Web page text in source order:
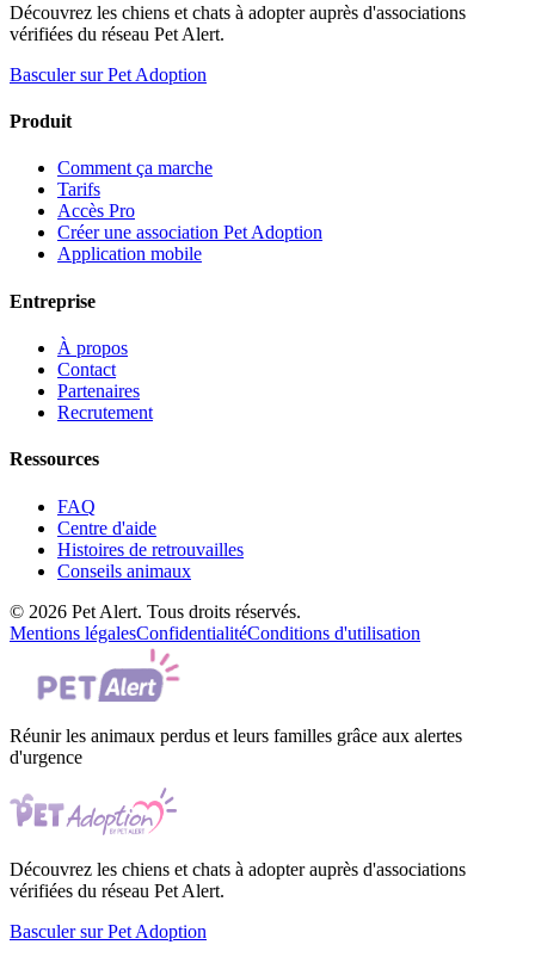
Découvrez les chiens et chats à adopter auprès d'associations
vérifiées du réseau Pet Alert.
Basculer sur Pet Adoption
Produit
Comment ça marche
Tarifs
Accès Pro
Créer une association Pet Adoption
Application mobile
Entreprise
À propos
Contact
Partenaires
Recrutement
Ressources
FAQ
Centre d'aide
Histoires de retrouvailles
Conseils animaux
© 2026 Pet Alert. Tous droits réservés.
Mentions légalesConfidentialitéConditions d'utilisation
Réunir les animaux perdus et leurs familles grâce aux alertes
d'urgence
Découvrez les chiens et chats à adopter auprès d'associations
vérifiées du réseau Pet Alert.
Basculer sur Pet Adoption